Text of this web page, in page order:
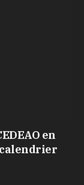
en
calendrier